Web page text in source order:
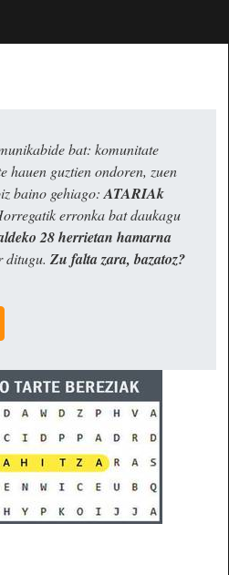
bat: komunitate
hauen guztien ondoren, zuen
baino gehiago:ATARIAk
erronka bat daukagu
28 herrietan hamarna
ditugu. Zu falta zara, bazatoz?